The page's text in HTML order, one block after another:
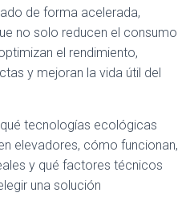
de forma acelerada,
no solo reducen el consumo
el rendimiento,
y mejoran la vida útil del
tecnologías ecológicas
elevadores, cómo funcionan,
y qué factores técnicos
una solución